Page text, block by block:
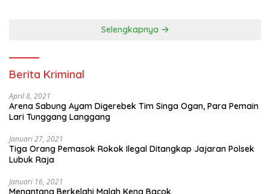
Selengkapnya
Berita Kriminal
April 8, 2021
Arena Sabung Ayam Digerebek Tim Singa Ogan, Para Pemain
Lari Tunggang Langgang
Januari 27, 2021
Tiga Orang Pemasok Rokok Ilegal Ditangkap Jajaran Polsek
Lubuk Raja
Januari 16, 2021